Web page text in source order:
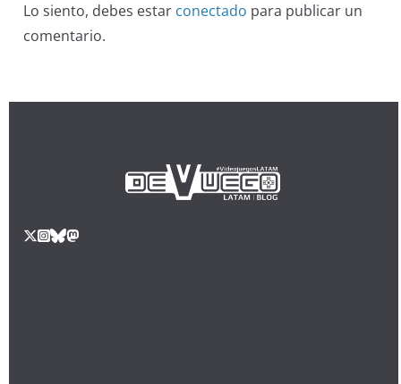
Lo siento, debes estar conectado para publicar un
comentario.